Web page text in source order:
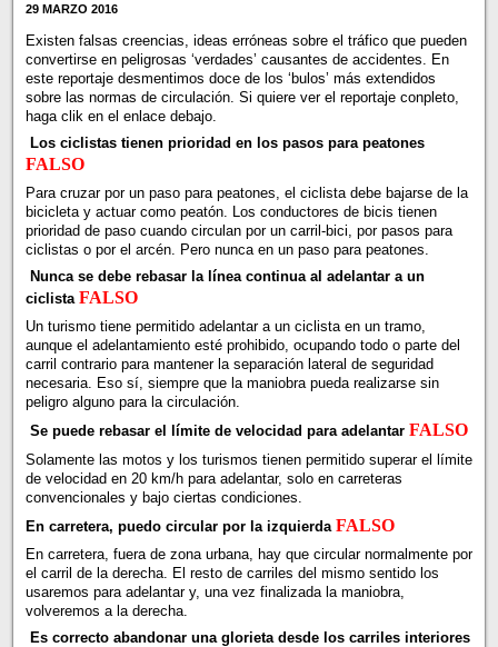
29 MARZO 2016
Existen falsas creencias, ideas erróneas sobre el tráfico que pueden
convertirse en peligrosas ‘verdades’ causantes de accidentes. En
este reportaje desmentimos doce de los ‘bulos’ más extendidos
sobre las normas de circulación. Si quiere ver el reportaje conpleto,
haga clik en el enlace debajo.
Los ciclistas tienen prioridad en los pasos para peatones
FALSO
Para cruzar por un paso para peatones, el ciclista debe bajarse de la
bicicleta y actuar como peatón. Los conductores de bicis tienen
prioridad de paso cuando circulan por un carril-bici, por pasos para
ciclistas o por el arcén. Pero nunca en un paso para peatones.
Nunca se debe rebasar la línea continua al adelantar a un
ciclista FALSO
Un turismo tiene permitido adelantar a un ciclista en un tramo,
aunque el adelantamiento esté prohibido, ocupando todo o parte del
carril contrario para mantener la separación lateral de seguridad
necesaria. Eso sí, siempre que la maniobra pueda realizarse sin
peligro alguno para la circulación.
Se puede rebasar el límite de velocidad para adelantar FALSO
Solamente las motos y los turismos tienen permitido superar el límite
de velocidad en 20 km/h para adelantar, solo en carreteras
convencionales y bajo ciertas condiciones.
En carretera, puedo circular por la izquierda FALSO
En carretera, fuera de zona urbana, hay que circular normalmente por
el carril de la derecha. El resto de carriles del mismo sentido los
usaremos para adelantar y, una vez finalizada la maniobra,
volveremos a la derecha.
Es correcto abandonar una glorieta desde los carriles interiores